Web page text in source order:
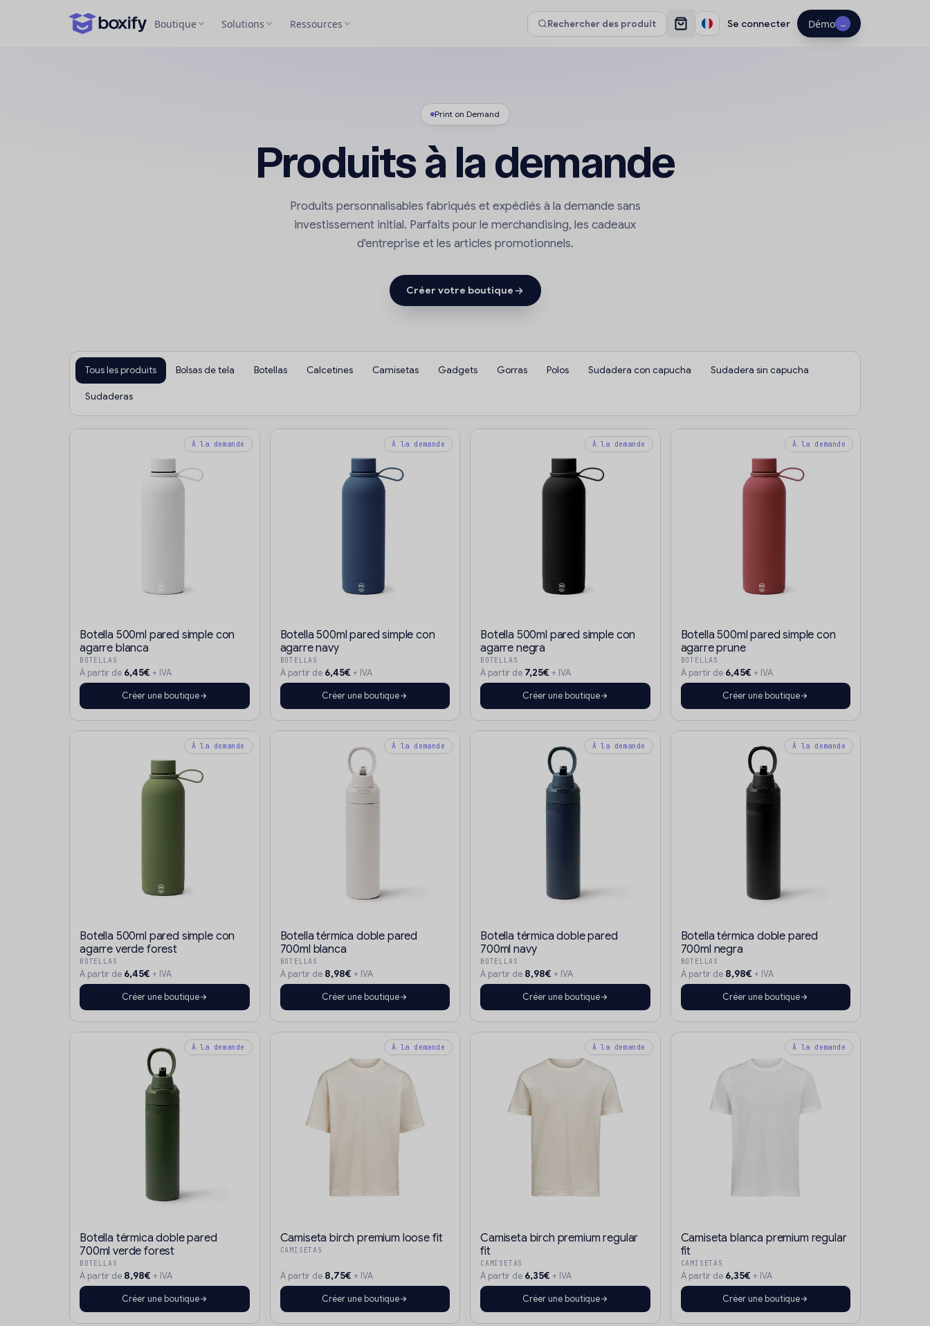
Boutique Solutions Ressources Se connecter Démo →
Print on Demand
Produits à la demande
Produits personnalisables fabriqués et expédiés à la demande sans
investissement initial. Parfaits pour le merchandising, les cadeaux
d'entreprise et les articles promotionnels.
Créer votre boutique
Tous les produits Bolsas de tela Botellas Calcetines Camisetas Gadgets Gorras Polos Sudadera con capucha Sudadera sin capucha
Sudaderas
À la demande
Botella 500ml pared simple con
agarre blanca
BOTELLAS
À partir de 6,45€ + IVA
Créer une boutique
À la demande
Botella 500ml pared simple con
agarre navy
BOTELLAS
À partir de 6,45€ + IVA
Créer une boutique
À la demande
Botella 500ml pared simple con
agarre negra
BOTELLAS
À partir de 7,25€ + IVA
Créer une boutique
À la demande
Botella 500ml pared simple con
agarre prune
BOTELLAS
À partir de 6,45€ + IVA
Créer une boutique
À la demande
Botella 500ml pared simple con
agarre verde forest
BOTELLAS
À partir de 6,45€+ IVA
Créer une boutique
À la demande
Botella térmica doble pared
700ml blanca
BOTELLAS
À partir de 8,98€ + IVA
Créer une boutique
À la demande
Botella térmica doble pared
700ml navy
BOTELLAS
À partir de 8,98€+ IVA
Créer une boutique
À la demande
Botella térmica doble pared
700ml negra
BOTELLAS
À partir de 8,98€ + IVA
Créer une boutique
À la demande
Botella térmica doble pared
700ml verde forest
BOTELLAS
À partir de 8,98€ + IVA
Créer une boutique
À la demande
Camiseta birch premium loose fit
CAMISETAS
À partir de 8,75€ + IVA
Créer une boutique
À la demande
Camiseta birch premium regular
fit
CAMISETAS
À partir de 6,35€ + IVA
Créer une boutique
À la demande
Camiseta blanca premium regular
fit
CAMISETAS
À partir de 6,35€ + IVA
Créer une boutique